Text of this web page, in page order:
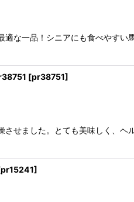
な一品！シニアにも食べやすい
[pr38751]
せました。とても美味しく、ヘ
pr15241]